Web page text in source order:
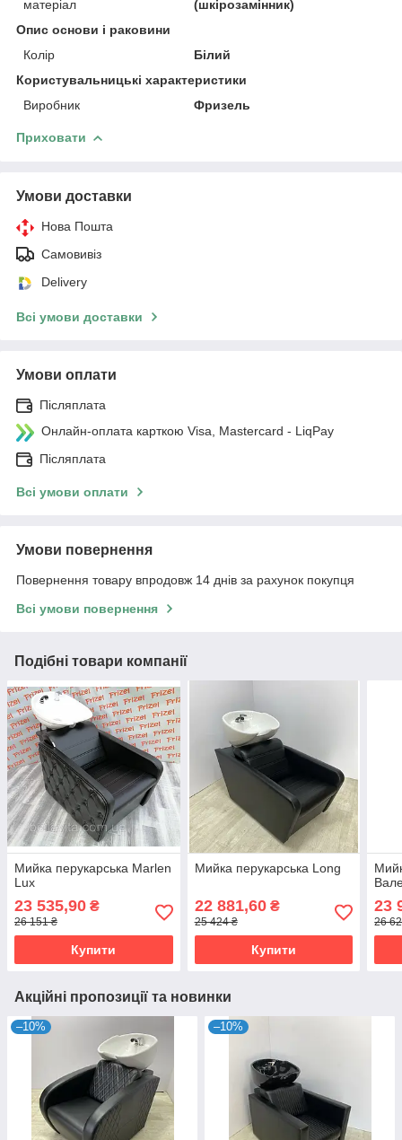
матеріал
(шкірозамінник)
Опис основи і раковини
Колір
Білий
Користувальницькі характеристики
Виробник
Фризель
Приховати
Умови доставки
Нова Пошта
Самовивіз
Delivery
Всі умови доставки
Умови оплати
Післяплата
Онлайн-оплата карткою Visa, Mastercard - LiqPay
Післяплата
Всі умови оплати
Умови повернення
Повернення товару впродовж 14 днів за рахунок покупця
Всі умови повернення
Подібні товари компанії
Мийка перукарська Marlen
Lux
23 535,90 ₴
26 151 ₴
Купити
Мийка перукарська Long
22 881,60₴
25 424 ₴
Купити
23
26
Акційні пропозиції та новинки
–10% –10%